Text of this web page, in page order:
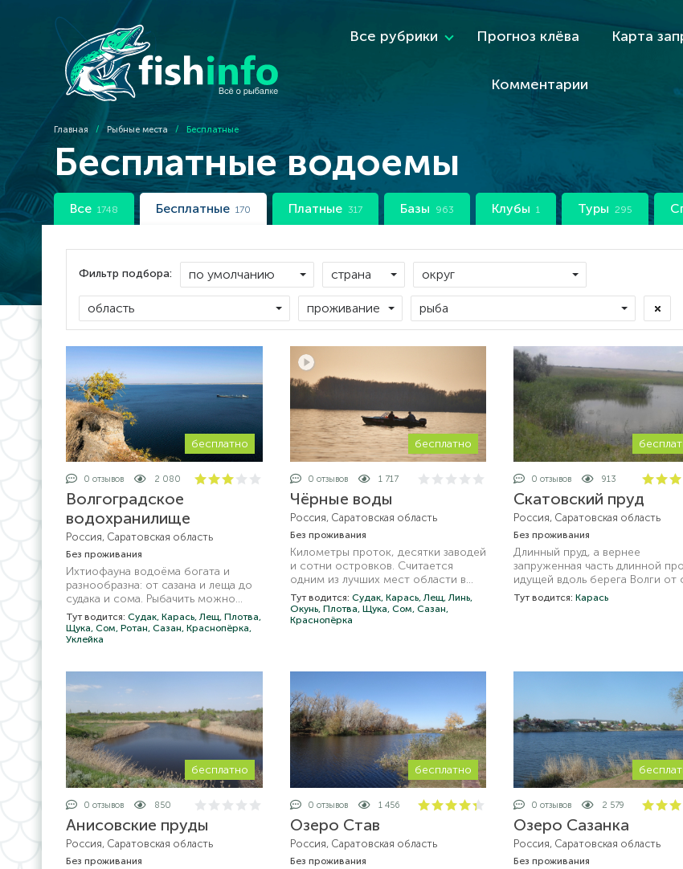
Все рубрики Прогноз клёва Карта
Комментарии
Главная / Рыбные места / Бесплатные
Бесплатные водоемы
Все 1748 Бесплатные 170 Платные 317 Базы 963 Клубы 1 Туры 295
Фильтр подбора:
бесплатно
0 отзывов 2 080
Волгоградское
водохранилище
Россия, Саратовская область
Без проживания
Ихтиофауна водоёма богата и
разнообразна: от сазана и леща до
судака и сома. Рыбачить можно
практически круглый год и любыми
снастями, разумеется, в рамках
правил
Тут водится: Судак, Карась,Лещ, Плотва,
Щука, Сом, Ротан, Сазан, Краснопёрка,
Уклейка
бесплатно
0 отзывов 1 717
Чёрные воды
Россия, Саратовская область
Без проживания
Километры проток, десятки заводей
и сотни островков. Считается
одним из лучших мест области в
плане рыбалки.
Тут водится: Судак, Карась,Лещ,Линь,
Окунь, Плотва, Щука, Сом, Сазан,
Краснопёрка
0 отзывов 913
Скатовский пруд
Россия, Саратовская область
Без проживания
Длинный пруд, а вернее
запруженная часть длинной
идущей вдоль берега Волги от
Привольное вдоль трассы на
Ровное.
Тут водится:Карась
бесплатно
0 отзывов 850
Анисовские пруды
Россия, Саратовская область
Без проживания
бесплатно
0 отзывов 1 456
Озеро Став
Россия, Саратовская область
Без проживания
0 отзывов 2 579
Озеро Сазанка
Россия, Саратовская область
Без проживания